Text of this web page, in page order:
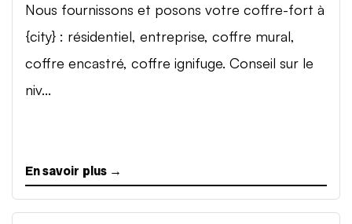
Nous fournissons et posons votre coffre-fort à
{city} : résidentiel, entreprise, coffre mural,
coffre encastré, coffre ignifuge. Conseil sur le
niv...
En savoir plus →